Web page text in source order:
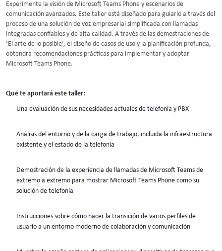
Experimente la visión de Microsoft Teams Phone y escenarios de
comunicación avanzados. Este taller está diseñado para guiarlo a través del
proceso de una solución de voz empresarial simplificada con llamadas
integradas confiables y de alta calidad. A través de las demostraciones de
‘El arte de lo posible’, el diseño de casos de uso y la planificación profunda,
obtendrá recomendaciones prácticas para implementar y adoptar
Microsoft Teams Phone.
Qué te aportará este taller:
Una evaluación de sus necesidades actuales de telefonía y PBX
Análisis del entorno y de la carga de trabajo, incluida la infraestructura
existente y el estado de la telefonía
Demostración de la experiencia de llamadas de Microsoft Teams de
extremo a extremo para mostrar Microsoft Teams Phone como su
solución de telefonía
Instrucciones sobre cómo hacer la transición de varios perfiles de
usuario a un entorno moderno de colaboración y comunicación